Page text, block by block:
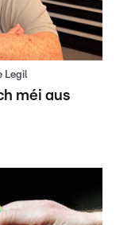
Legil
méi aus